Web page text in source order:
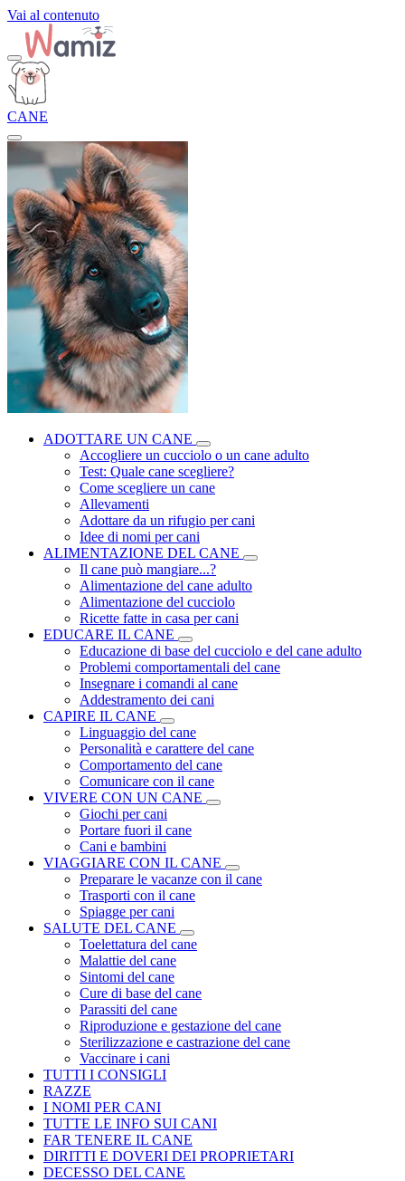
Vai al contenuto
CANE
ADOTTARE UN CANE
Accogliere un cucciolo o un cane adulto
Test: Quale cane scegliere?
Come scegliere un cane
Allevamenti
Adottare da un rifugio per cani
Idee di nomi per cani
ALIMENTAZIONE DEL CANE
Il cane può mangiare...?
Alimentazione del cane adulto
Alimentazione del cucciolo
Ricette fatte in casa per cani
EDUCARE IL CANE
Educazione di base del cucciolo e del cane adulto
Problemi comportamentali del cane
Insegnare i comandi al cane
Addestramento dei cani
CAPIRE IL CANE
Linguaggio del cane
Personalità e carattere del cane
Comportamento del cane
Comunicare con il cane
VIVERE CON UN CANE
Giochi per cani
Portare fuori il cane
Cani e bambini
VIAGGIARE CON IL CANE
Preparare le vacanze con il cane
Trasporti con il cane
Spiagge per cani
SALUTE DEL CANE
Toelettatura del cane
Malattie del cane
Sintomi del cane
Cure di base del cane
Parassiti del cane
Riproduzione e gestazione del cane
Sterilizzazione e castrazione del cane
Vaccinare i cani
TUTTI I CONSIGLI
RAZZE
I NOMI PER CANI
TUTTE LE INFO SUI CANI
FAR TENERE IL CANE
DIRITTI E DOVERI DEI PROPRIETARI
DECESSO DEL CANE